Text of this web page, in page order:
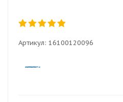
Артикул: 16100120096